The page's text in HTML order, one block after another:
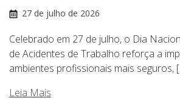
27 de julho de 2026
Celebrado em 27 de julho, o Dia
de Acidentes de Trabalho reforça a
ambientes profissionais mais seguros,
Leia Mais